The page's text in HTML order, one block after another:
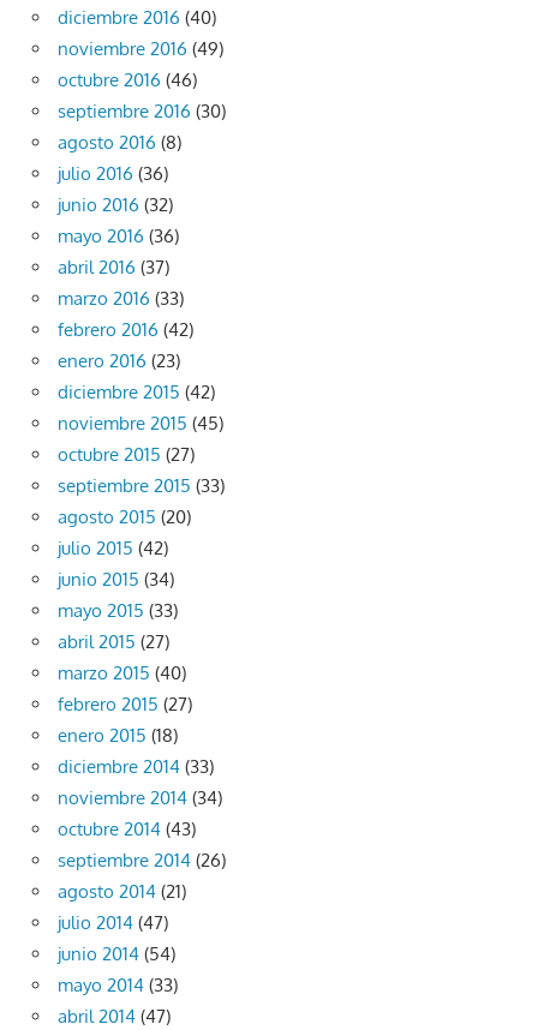
diciembre 2016 (40)
noviembre 2016 (49)
octubre 2016 (46)
septiembre 2016 (30)
agosto 2016 (8)
julio 2016 (36)
junio 2016 (32)
mayo 2016 (36)
abril 2016 (37)
marzo 2016 (33)
febrero 2016 (42)
enero 2016 (23)
diciembre 2015 (42)
noviembre 2015 (45)
octubre 2015 (27)
septiembre 2015 (33)
agosto 2015 (20)
julio 2015 (42)
junio 2015 (34)
mayo 2015 (33)
abril 2015 (27)
marzo 2015 (40)
febrero 2015 (27)
enero 2015 (18)
diciembre 2014 (33)
noviembre 2014 (34)
octubre 2014 (43)
septiembre 2014 (26)
agosto 2014 (21)
julio 2014 (47)
junio 2014 (54)
mayo 2014 (33)
abril 2014 (47)